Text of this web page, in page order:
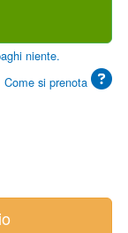
niente.
Come si prenota